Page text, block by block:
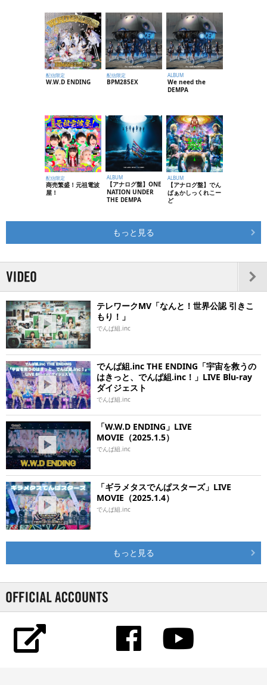
配信限定
W.W.D ENDING
配信限定
BPM285EX
ALBUM
We need the
DEMPA
配信限定
商売繁盛！元祖電波
屋！
ALBUM
【アナログ盤】ONE
NATION UNDER
THE DEMPA
ALBUM
【アナログ盤】でん
ぱぁかしっくれこー
ど
もっと見る
テレワークMV「なんと！世界公認 引きこ
もり！」
でんぱ組.inc
でんぱ組.inc THE ENDING「宇宙を救うの
はきっと、でんぱ組.inc！」LIVE Blu-ray
ダイジェスト
でんぱ組.inc
「W.W.D ENDING」LIVE
MOVIE（2025.1.5）
でんぱ組.inc
「ギラメタスでんぱスターズ」LIVE
MOVIE（2025.1.4）
でんぱ組.inc
もっと見る